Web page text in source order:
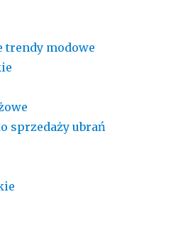
trendy modowe
sprzedaży ubrań